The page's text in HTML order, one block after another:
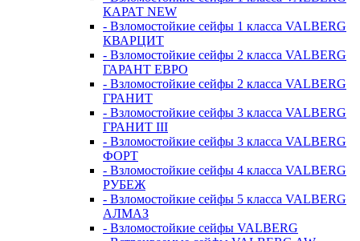
КАРАТ NEW
- Взломостойкие сейфы 1 класса VALBERG
КВАРЦИТ
- Взломостойкие сейфы 2 класса VALBERG
ГАРАНТ ЕВРО
- Взломостойкие сейфы 2 класса VALBERG
ГРАНИТ
- Взломостойкие сейфы 3 класса VALBERG
ГРАНИТ III
- Взломостойкие сейфы 3 класса VALBERG
ФОРТ
- Взломостойкие сейфы 4 класса VALBERG
РУБЕЖ
- Взломостойкие сейфы 5 класса VALBERG
АЛМАЗ
- Взломостойкие сейфы VALBERG